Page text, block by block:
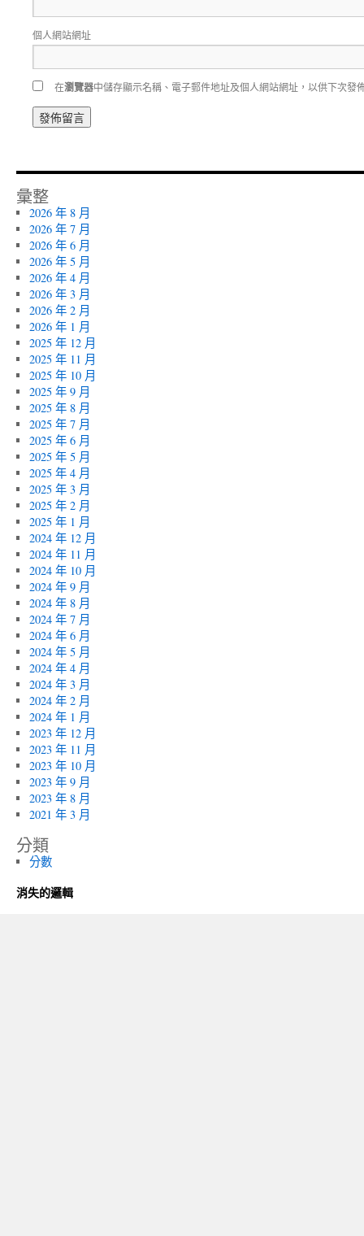
個人網站網址
在瀏覽器中儲存顯示名稱、電子郵件地址及個人網站網址，以供下次發
彙整
2026 年 8 月
2026 年 7 月
2026 年 6 月
2026 年 5 月
2026 年 4 月
2026 年 3 月
2026 年 2 月
2026 年 1 月
2025 年 12 月
2025 年 11 月
2025 年 10 月
2025 年 9 月
2025 年 8 月
2025 年 7 月
2025 年 6 月
2025 年 5 月
2025 年 4 月
2025 年 3 月
2025 年 2 月
2025 年 1 月
2024 年 12 月
2024 年 11 月
2024 年 10 月
2024 年 9 月
2024 年 8 月
2024 年 7 月
2024 年 6 月
2024 年 5 月
2024 年 4 月
2024 年 3 月
2024 年 2 月
2024 年 1 月
2023 年 12 月
2023 年 11 月
2023 年 10 月
2023 年 9 月
2023 年 8 月
2021 年 3 月
分類
分數
消失的邏輯